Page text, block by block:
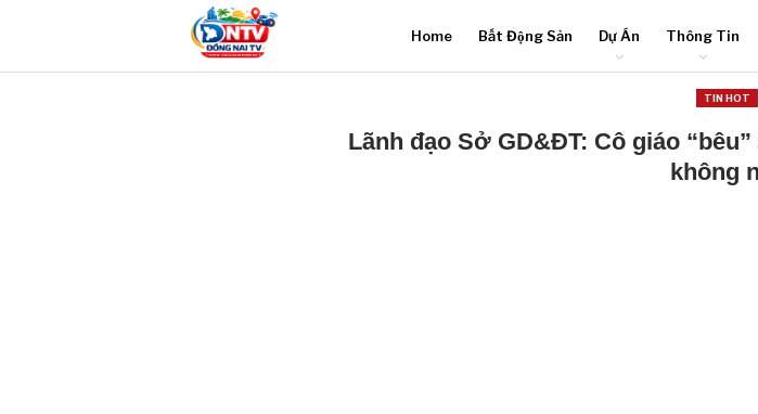
Home Bất Động Sản Dự Án Thông Tin
TIN HOT
Lãnh đạo Sở GD&ĐT: Cô giáo
không